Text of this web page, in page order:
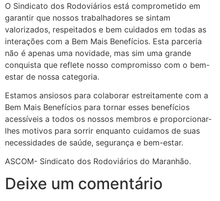
O Sindicato dos Rodoviários está comprometido em
garantir que nossos trabalhadores se sintam
valorizados, respeitados e bem cuidados em todas as
interações com a Bem Mais Benefícios. Esta parceria
não é apenas uma novidade, mas sim uma grande
conquista que reflete nosso compromisso com o bem-
estar de nossa categoria.
Estamos ansiosos para colaborar estreitamente com a
Bem Mais Benefícios para tornar esses benefícios
acessíveis a todos os nossos membros e proporcionar-
lhes motivos para sorrir enquanto cuidamos de suas
necessidades de saúde, segurança e bem-estar.
ASCOM- Sindicato dos Rodoviários do Maranhão.
Deixe um comentário